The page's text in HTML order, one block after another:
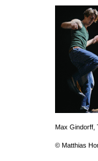
Max Gindorff,
© Matthias